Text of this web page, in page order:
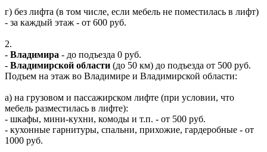
г) без лифта (в том числе, если мебель не поместилась в лифт)
- за каждый этаж - от 600 руб.
2.
- Владимира - до подъезда 0 руб.
- Владимирской области (до 50 км) до подъезда от 500 руб.
Подъем на этаж во Владимире и Владимирской области:
а) на грузовом и пассажирском лифте (при условии, что
мебель разместилась в лифте):
- шкафы, мини-кухни, комоды и т.п. - от 500 руб.
- кухонные гарнитуры, спальни, прихожие, гардеробные - от
1000 руб.